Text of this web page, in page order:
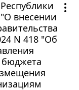
внесении
N 418 "Об
бюджета